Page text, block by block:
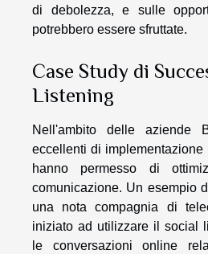
di debolezza, e sulle
potrebbero essere sfruttate.
Case Study di
Listening
Nell'ambito delle aziende
eccellenti di
hanno permesso di
comunicazione. Un esempio
una nota compagnia di
iniziato ad utilizzare il social
le conversazioni online